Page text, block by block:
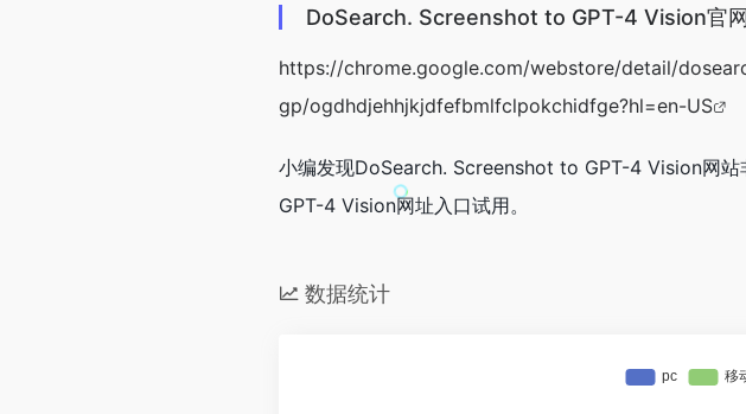
DoSearch. Screenshot to GPT-4 Vision官
https://chrome.google.com/webstore/detail/
gp/ogdhdjehhjkjdfefbmlfclpokchidfge?hl=en-US
小编发现DoSearch. Screenshot to GPT-4 Vision网
GPT-4 Vision网址入口试用。
数据统计